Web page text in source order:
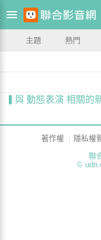
主題 熱門
與 動態表演 相關的
著作權 隱私權
聯
©